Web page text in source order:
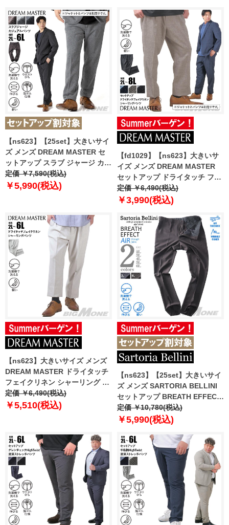
【ns623】【25set】大きいサイ
ズ メンズ DREAM MASTER セ
ットアップ スラブ ジャージ カジ
ュアル パンツ 軽量 ウォッシャブ
ル スマリラ azw2534-sp
定価 ￥7,590(税込)
￥5,990(税込)
【fd1029】【ns623】大きいサ
イズ メンズ DREAM MASTER
セットアップ ドライタッチ フェ
イクリネン シャーリング パンツ
軽量 ウォッシャブル スマリラ
定価 ￥6,490(税込)
￥3,990(税込)
【ns623】大きいサイズ メンズ
DREAM MASTER ドライタッチ
フェイクリネン シャーリング パ
ンツ 軽量 ウォッシャブル スマリ
ラ dm-ps2514ses 【t2501】
定価 ￥6,490(税込)
￥5,510(税込)
【ns623】【25set】大きいサイ
ズ メンズ SARTORIA BELLINI
セットアップ BREATH EFFECT
チェック柄 ストレッチ パンツ 軽
量 防シワ 高通気 ウォッシャブル
定価 ￥10,780(税込)
￥5,990(税込)